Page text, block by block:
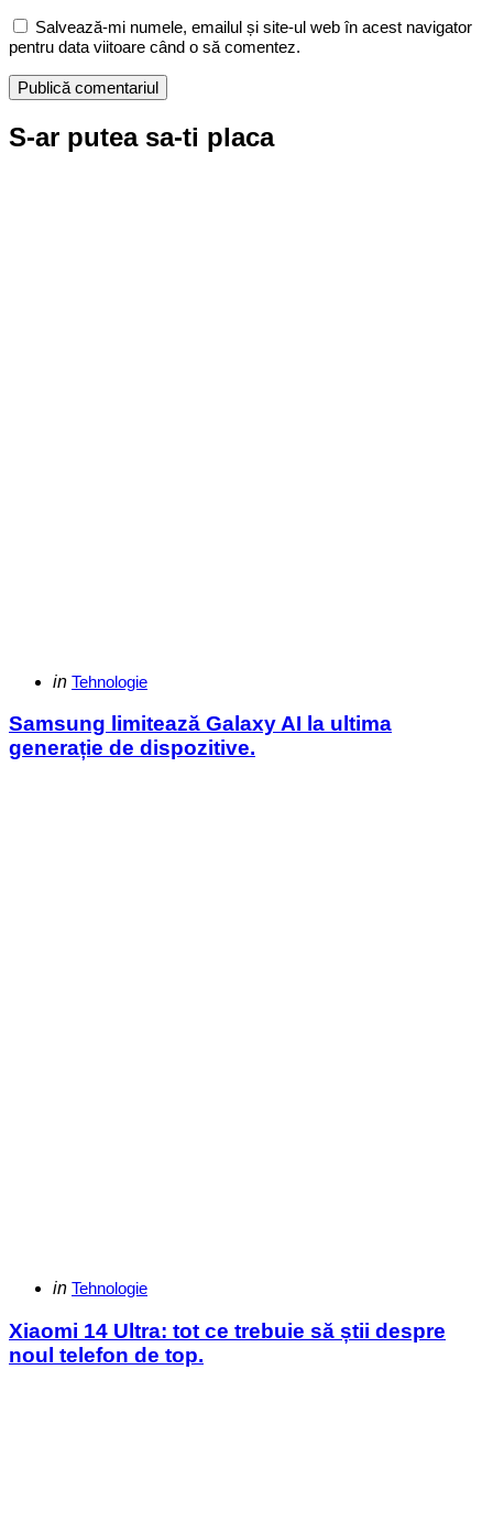
Salvează-mi numele, emailul și site-ul web în acest navigator
pentru data viitoare când o să comentez.
S-ar putea sa-ti placa
Categories
Posted
in Tehnologie
Samsung limitează Galaxy AI la ultima
generație de dispozitive.
Categories
Posted
in Tehnologie
Xiaomi 14 Ultra: tot ce trebuie să știi despre
noul telefon de top.